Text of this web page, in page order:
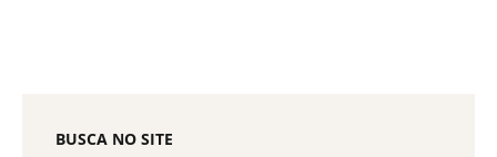
BUSCA NO SITE